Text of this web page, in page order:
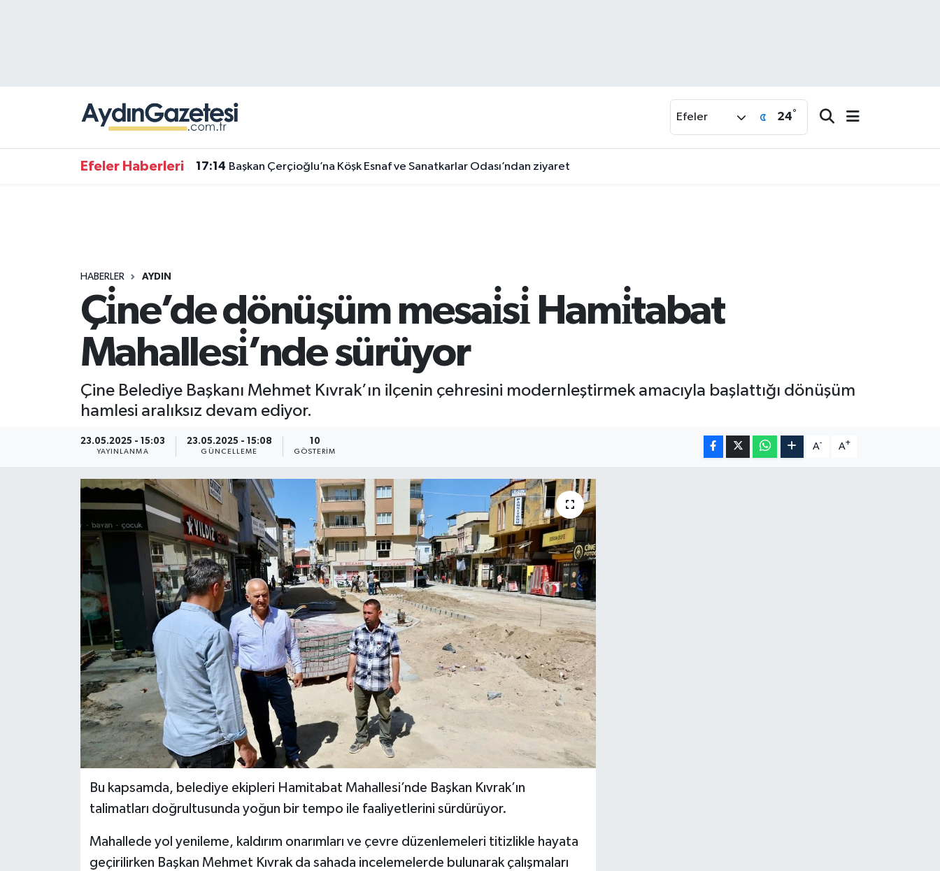
Efeler 24°
Efeler Haberleri 17:14 Başkan Çerçioğlu’na Köşk Esnaf ve Sanatkarlar Odası’ndan ziyaret
HABERLER AYDIN
Çi̇ne’de dönüşüm mesai̇si̇ Hami̇tabat
Mahallesi̇’nde sürüyor
Çine Belediye Başkanı Mehmet Kıvrak’ın ilçenin çehresini modernleştirmek amacıyla başlattığı dönüşüm
hamlesi aralıksız devam ediyor.
23.05.2025 - 15:03
YAYINLANMA
23.05.2025 - 15:08
GÜNCELLEME
10
GÖSTERIM
A- A+
Bu kapsamda, belediye ekipleri Hamitabat Mahallesi’nde Başkan Kıvrak’ın
talimatları doğrultusunda yoğun bir tempo ile faaliyetlerini sürdürüyor.
Mahallede yol yenileme, kaldırım onarımları ve çevre düzenlemeleri titizlikle hayata
geçirilirken Başkan Mehmet Kıvrak da sahada incelemelerde bulunarak çalışmaları
Süper Lig Puan Durumu ve Fikstür
Tüm Manşetler